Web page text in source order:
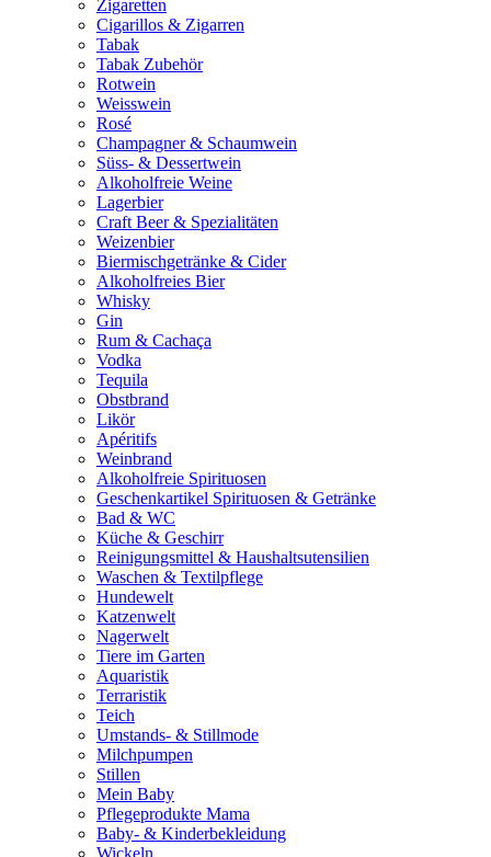
Zigaretten
Cigarillos & Zigarren
Tabak
Tabak Zubehör
Rotwein
Weisswein
Rosé
Champagner & Schaumwein
Süss- & Dessertwein
Alkoholfreie Weine
Lagerbier
Craft Beer & Spezialitäten
Weizenbier
Biermischgetränke & Cider
Alkoholfreies Bier
Whisky
Gin
Rum & Cachaça
Vodka
Tequila
Obstbrand
Likör
Apéritifs
Weinbrand
Alkoholfreie Spirituosen
Geschenkartikel Spirituosen & Getränke
Bad & WC
Küche & Geschirr
Reinigungsmittel & Haushaltsutensilien
Waschen & Textilpflege
Hundewelt
Katzenwelt
Nagerwelt
Tiere im Garten
Aquaristik
Terraristik
Teich
Umstands- & Stillmode
Milchpumpen
Stillen
Mein Baby
Pflegeprodukte Mama
Baby- & Kinderbekleidung
Wickeln